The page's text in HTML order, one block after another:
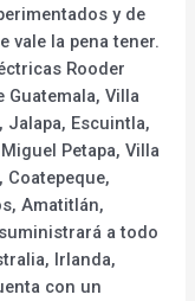
y de
vale la pena tener.
Rooder
Villa
Jalapa, Escuintla,
Petapa, Villa
Coatepeque,
Amatitlán,
a todo
Irlanda,
con un